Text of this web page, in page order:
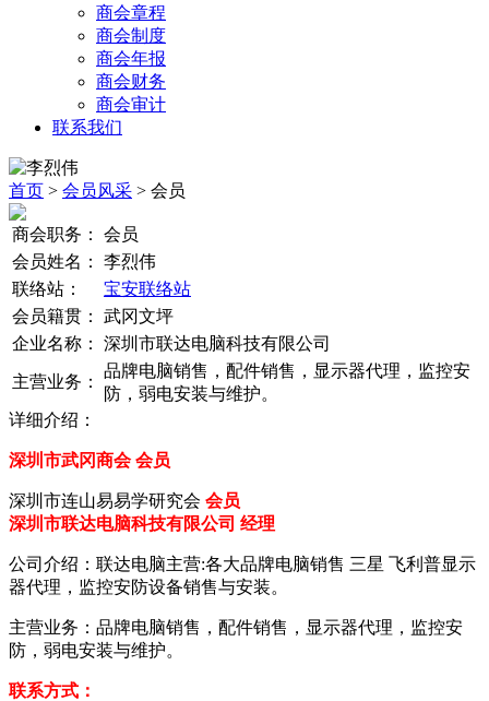
商会章程
商会制度
商会年报
商会财务
商会审计
联系我们
首页 > 会员风采 > 会员
商会职务：
会员
会员姓名：
李烈伟
联络站：
宝安联络站
会员籍贯：
武冈文坪
企业名称：
深圳市联达电脑科技有限公司
主营业务：
品牌电脑销售，配件销售，显示器代理，监控安
防，弱电安装与维护。
详细介绍：
深圳市武冈商会 会员
深圳市连山易易学研究会 会员
深圳市联达电脑科技有限公司 经理
公司介绍：联达电脑主营:各大品牌电脑销售 三星 飞利普显示
器代理，监控安防设备销售与安装。
主营业务：品牌电脑销售，配件销售，显示器代理，监控安
防，弱电安装与维护。
联系方式：